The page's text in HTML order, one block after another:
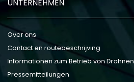
UNTERNEHMEN
Over ons
Contact en routebeschrijving
Informationen zum Betrieb von Drohnen
Pressemitteilungen